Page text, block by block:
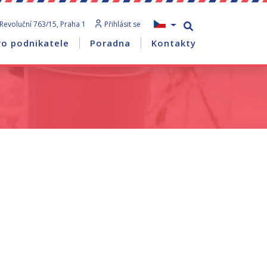
Revoluční 763/15, Praha 1 Přihlásit se
podnikatele Poradna Kontakty